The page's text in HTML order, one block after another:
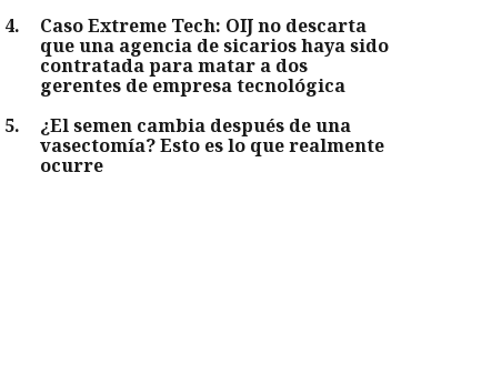
4.
Caso Extreme Tech: OIJ no descarta
que una agencia de sicarios haya sido
contratada para matar a dos
gerentes de empresa tecnológica
5.
¿El semen cambia después de una
vasectomía? Esto es lo que realmente
ocurre